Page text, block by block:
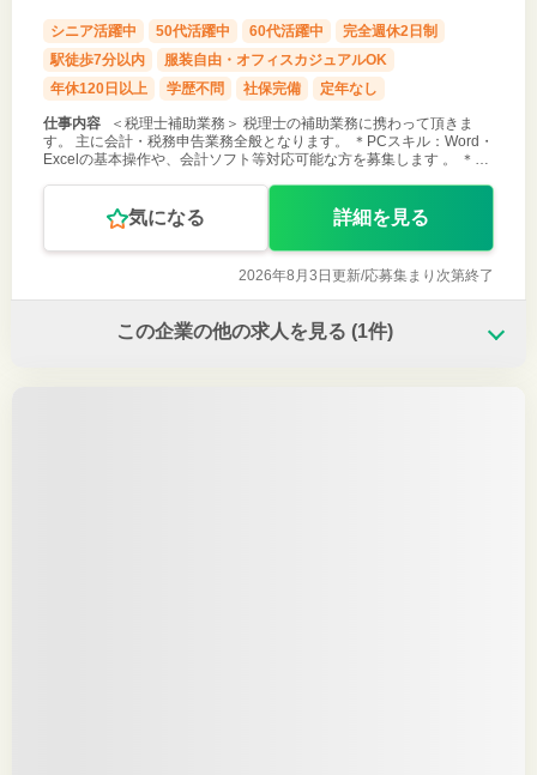
シニア活躍中 50代活躍中 60代活躍中
完全週休2日制
駅徒歩7分以内
服装自由・オフィスカジュアルOK
年休120日以上
学歴不問 社保完備 定年なし
仕事内容
＜税理士補助業務＞ 税理士の補助業務に携わって頂きま
す。 主に会計・税務申告業務全般となります。 ＊PCスキル：Word・
Excelの基本操作や、会計ソフト等対応可能な方を募集します 。 ＊現
気になる 詳細を見る
2026年8月3日更新/応募集まり次第終了
この企業の他の求人を見る (1件)